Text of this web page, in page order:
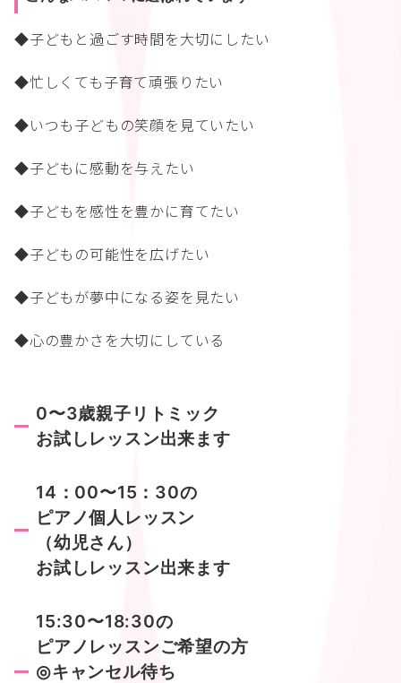
◆子どもと過ごす時間を大切にしたい
◆忙しくても子育て頑張りたい
◆いつも子どもの笑顔を見ていたい
◆子どもに感動を与えたい
◆子どもを感性を豊かに育てたい
◆子どもの可能性を広げたい
◆子どもが夢中になる姿を見たい
◆心の豊かさを大切にしている
0〜3歳親子リトミック
お試しレッスン出来ます
14：00〜15：30の
ピアノ個人レッスン
（幼児さん）
お試しレッスン出来ます
15:30〜18:30の
ピアノレッスンご希望の方
◎キャンセル待ち